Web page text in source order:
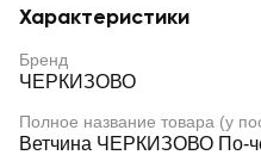
Характеристики
Бренд
ЧЕРКИЗОВО
Полное название товара (у
Ветчина ЧЕРКИЗОВО По-